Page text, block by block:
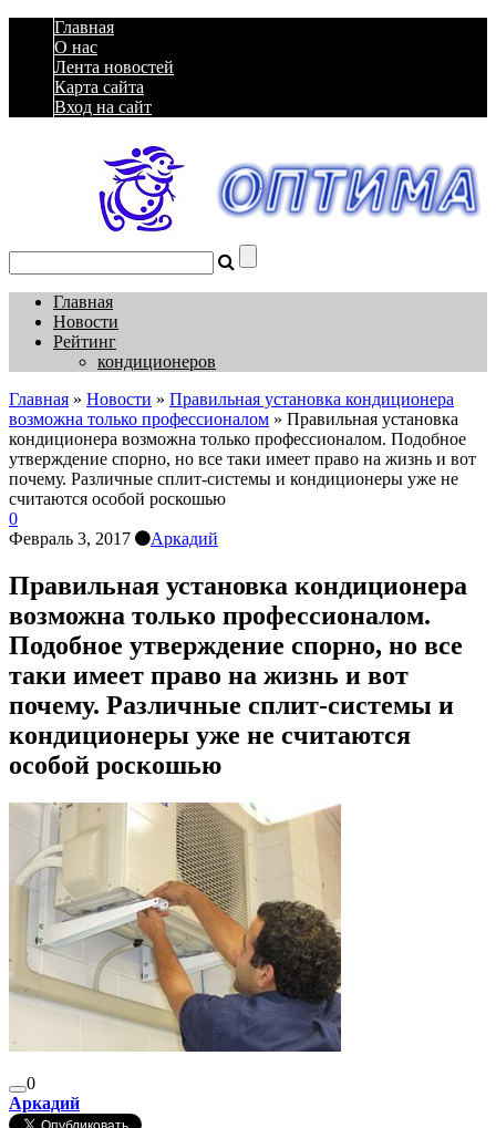
Главная
О нас
Лента новостей
Карта сайта
Вход на сайт
Главная
Новости
Рейтинг
кондиционеров
Главная » Новости » Правильная установка кондиционера
возможна только профессионалом » Правильная установка
кондиционера возможна только профессионалом. Подобное
утверждение спорно, но все таки имеет право на жизнь и вот
почему. Различные сплит-системы и кондиционеры уже не
считаются особой роскошью
0
Февраль 3, 2017
Аркадий
Правильная установка кондиционера
возможна только профессионалом.
Подобное утверждение спорно, но все
таки имеет право на жизнь и вот
почему. Различные сплит-системы и
кондиционеры уже не считаются
особой роскошью
0
Аркадий